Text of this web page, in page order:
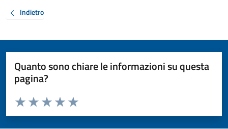
Indietro
Quanto sono chiare le informazioni su questa
pagina?
Valuta da 1 a 5 stelle la pagina
Valuta 5 stelle su 5
Valuta 4 stelle su 5
Valuta 3 stelle su 5
Valuta 2 stelle su 5
Valuta 1 stelle su 5